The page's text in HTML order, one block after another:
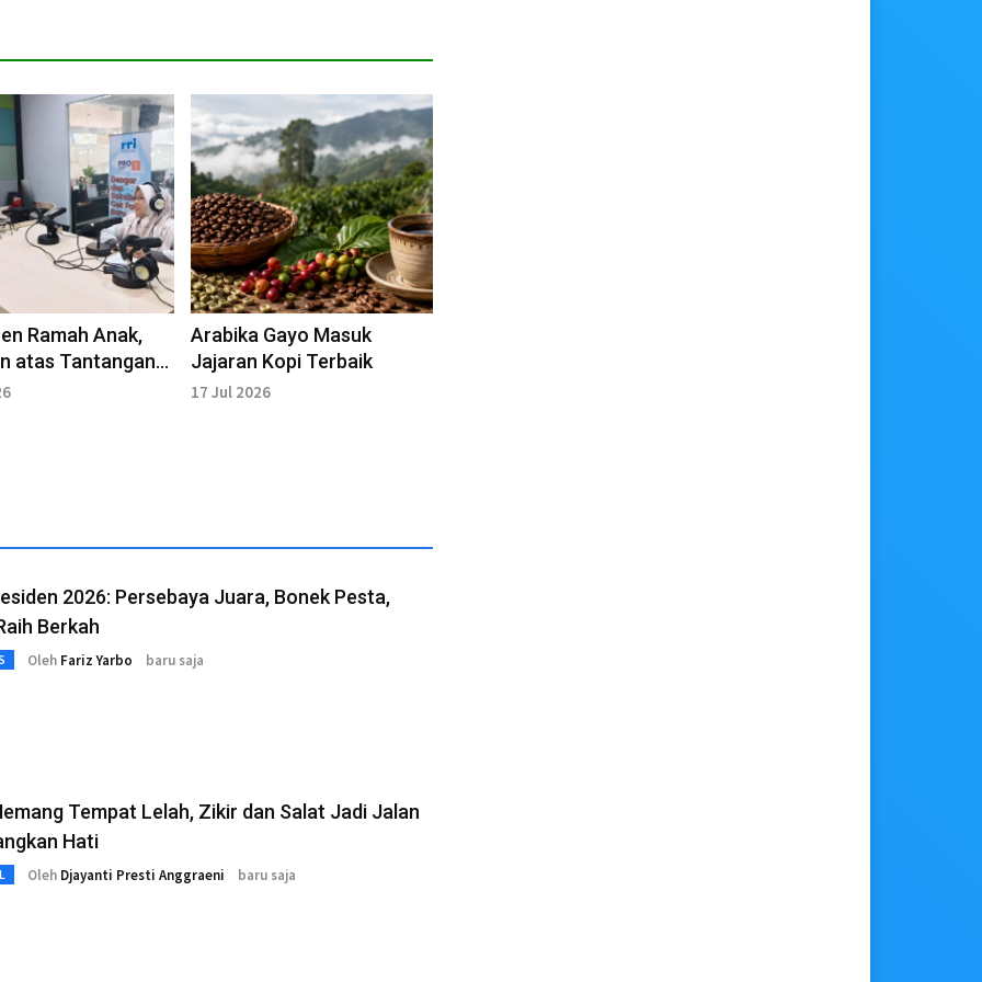
Ramah Anak,
atas Tantangan
dan Bullying di
Arabika Gayo Masuk
Jajaran Kopi Terbaik
17 Jul 2026
2026: Persebaya Juara, Bonek Pesta,
Berkah
Oleh Fariz Yarbo baru saja
Tempat Lelah, Zikir dan Salat Jadi Jalan
Hati
Oleh Djayanti Presti Anggraeni baru saja